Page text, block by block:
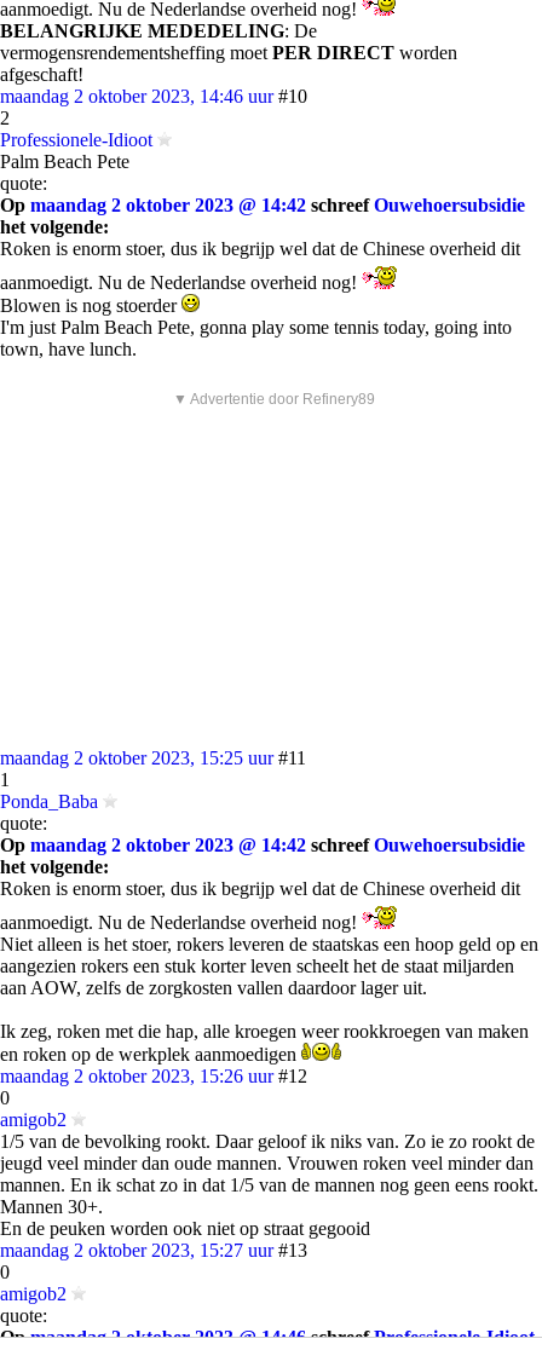
aanmoedigt. Nu de Nederlandse overheid nog!
BELANGRIJKE MEDEDELING: De
vermogensrendementsheffing moet PER DIRECT worden
afgeschaft!
maandag 2 oktober 2023, 14:46 uur #10
2
Professionele-Idioot
Palm Beach Pete
quote:
Op maandag 2 oktober 2023 @ 14:42 schreefOuwehoersubsidie
het volgende:
Roken is enorm stoer, dus ik begrijp wel dat de Chinese overheid dit
aanmoedigt. Nu de Nederlandse overheid nog!
Blowen is nog stoerder
I'm just Palm Beach Pete, gonna play some tennis today, going into
town, have lunch.
▼ Advertentie door Refinery89
maandag 2 oktober 2023, 15:25 uur #11
1
Ponda_Baba
quote:
Op maandag 2 oktober 2023 @ 14:42 schreefOuwehoersubsidie
het volgende:
Roken is enorm stoer, dus ik begrijp wel dat de Chinese overheid dit
aanmoedigt. Nu de Nederlandse overheid nog!
Niet alleen is het stoer, rokers leveren de staatskas een hoop geld op en
aangezien rokers een stuk korter leven scheelt het de staat miljarden
aan AOW, zelfs de zorgkosten vallen daardoor lager uit.
Ik zeg, roken met die hap, alle kroegen weer rookkroegen van maken
en roken op de werkplek aanmoedigen
maandag 2 oktober 2023, 15:26 uur #12
0
amigob2
1/5 van de bevolking rookt. Daar geloof ik niks van. Zo ie zo rookt de
jeugd veel minder dan oude mannen. Vrouwen roken veel minder dan
mannen. En ik schat zo in dat 1/5 van de mannen nog geen eens rookt.
Mannen 30+.
En de peuken worden ook niet op straat gegooid
maandag 2 oktober 2023, 15:27 uur #13
0
amigob2
quote:
Opmaandag 2 oktober 2023 @ 14:46schreefProfessionele-Idioot